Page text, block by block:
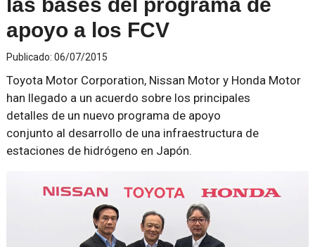
apoyo a los FCV
Publicado: 06/07/2015
Toyota Motor Corporation, Nissan Motor y Honda Motor
han llegado a un acuerdo sobre los principales
detalles de un nuevo programa de apoyo
conjunto al desarrollo de una infraestructura de
estaciones de hidrógeno en Japón.